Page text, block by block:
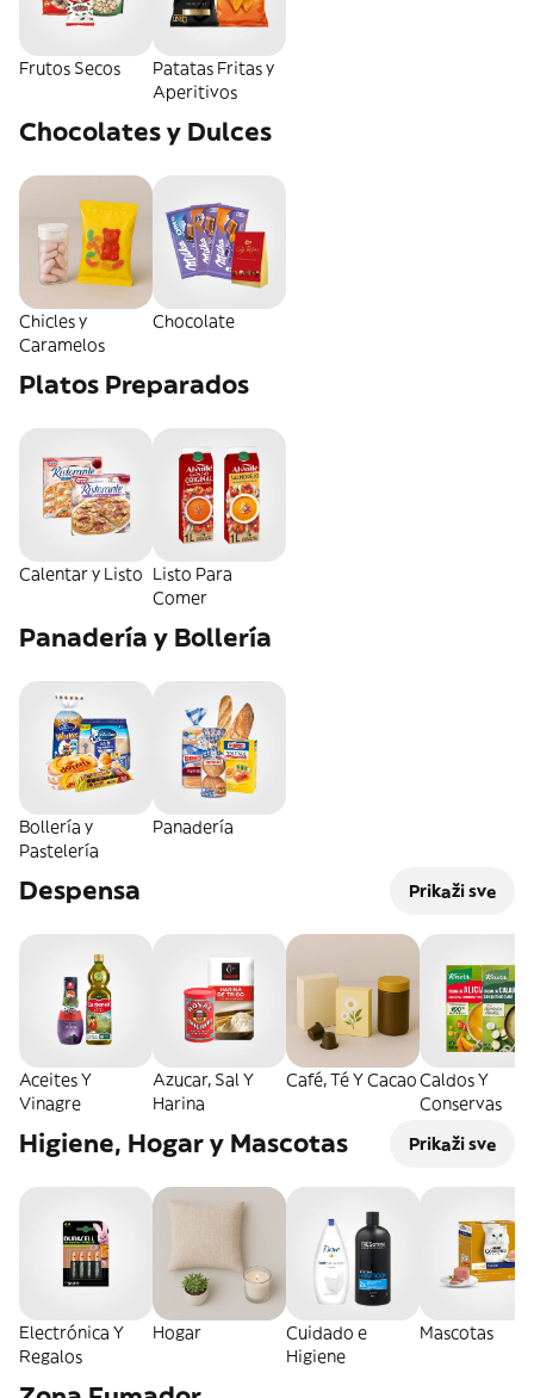
Frutos Secos
Patatas Fritas y
Aperitivos
Chocolates y Dulces
Chicles y
Caramelos
Chocolate
Platos Preparados
Calentar y Listo Listo Para
Comer
Panadería y Bollería
Bollería y
Pastelería
Panadería
Despensa Prikaži sve
Aceites Y
Vinagre
Azucar, Sal Y
Harina
Café, Té Y CacaoCaldos Y
Conservas
Higiene, Hogar y Mascotas Prikaži sve
Electrónica Y
Regalos
Hogar
Cuidado e
Higiene
Mascotas